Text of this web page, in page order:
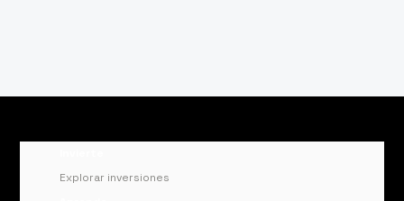
Explorar inversiones